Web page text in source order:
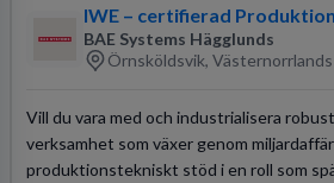
IWE – certifierad
BAE Systems Hägglunds
Örnsköldsvik, Västernorrlands
Vill du vara med och industrialisera
verksamhet som växer genom
produktionstekniskt stöd i en roll som